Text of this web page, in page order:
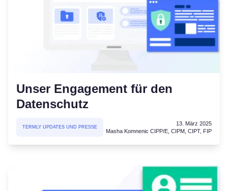
Unser Engagement für den
Datenschutz
TERMLY UPDATES UND PRESSE
13. März 2025
Masha Komnenic CIPP/E, CIPM, CIPT, FIP